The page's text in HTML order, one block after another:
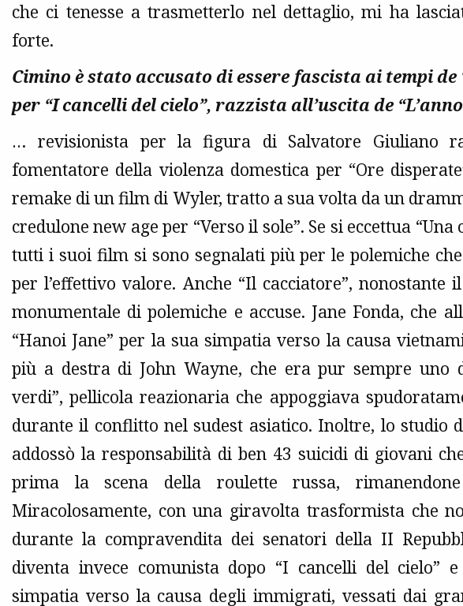
che ci tenesse a trasmetterlo nel dettaglio, mi ha
forte.
Cimino è stato accusato di essere fascista ai tempi
per “I cancelli del cielo”, razzista all’uscita de
… revisionista per la figura di Salvatore Giuliano
fomentatore della violenza domestica per “Ore
remake di un film di Wyler, tratto a sua volta da un
credulone new age per “Verso il sole”. Se si eccettua
tutti i suoi film si sono segnalati più per le polemiche
per l’effettivo valore. Anche “Il cacciatore”, nonostante
monumentale di polemiche e accuse. Jane Fonda, che
“Hanoi Jane” per la sua simpatia verso la causa
più a destra di John Wayne, che era pur sempre uno
verdi”, pellicola reazionaria che appoggiava
durante il conflitto nel sudest asiatico. Inoltre, lo studio
addossò la responsabilità di ben 43 suicidi di giovani
prima la scena della roulette russa, rimanendone
Miracolosamente, con una giravolta trasformista che
durante la compravendita dei senatori della II
diventa invece comunista dopo “I cancelli del cielo”
simpatia verso la causa degli immigrati, vessati dai